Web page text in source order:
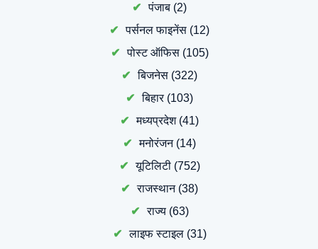
पंजाब (2)
पर्सनल फाइनेंस (12)
पोस्ट ऑफिस(105)
बिजनेस (322)
बिहार(103)
मध्यप्रदेश(41)
मनोरंजन(14)
यूटिलिटी(752)
राजस्थान(38)
राज्य(63)
लाइफ स्टाइल(31)